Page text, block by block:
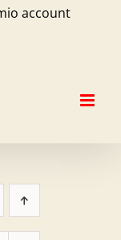
account